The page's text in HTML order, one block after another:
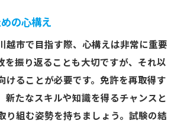
の心構え
越市で目指す際、心構えは非常に重要
を振り返ることも大切ですが、それ以
けることが必要です。免許を再取得す
新たなスキルや知識を得るチャンスと
り組む姿勢を持ちましょう。試験の結